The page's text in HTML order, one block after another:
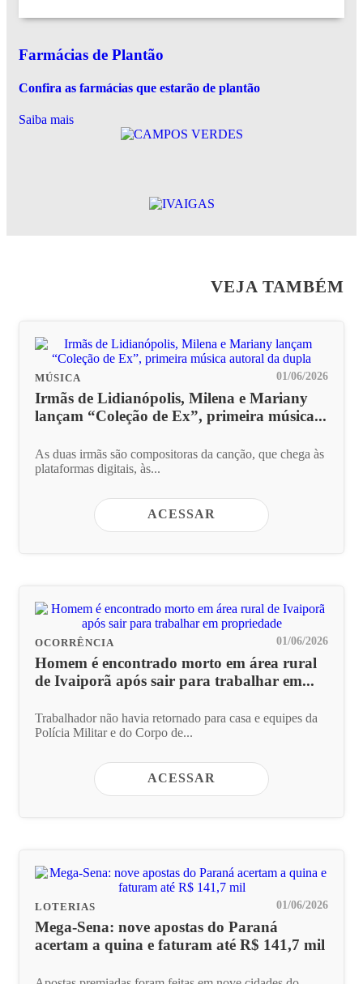
Farmácias de Plantão
Confira as farmácias que estarão de plantão
Saiba mais
VEJA TAMBÉM
MÚSICA 01/06/2026
Irmãs de Lidianópolis, Milena e Mariany
lançam “Coleção de Ex”, primeira música...
As duas irmãs são compositoras da canção, que chega às
plataformas digitais, às...
ACESSAR
OCORRÊNCIA 01/06/2026
Homem é encontrado morto em área rural
de Ivaiporã após sair para trabalhar em...
Trabalhador não havia retornado para casa e equipes da
Polícia Militar e do Corpo de...
ACESSAR
LOTERIAS 01/06/2026
Mega-Sena: nove apostas do Paraná
acertam a quina e faturam até R$ 141,7 mil